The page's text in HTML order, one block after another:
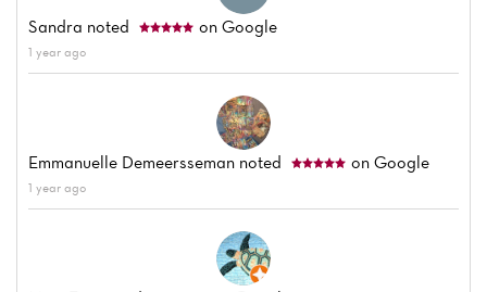
Sandra noted on Google
1 year ago
Emmanuelle Demeersseman noted on Google
1 year ago